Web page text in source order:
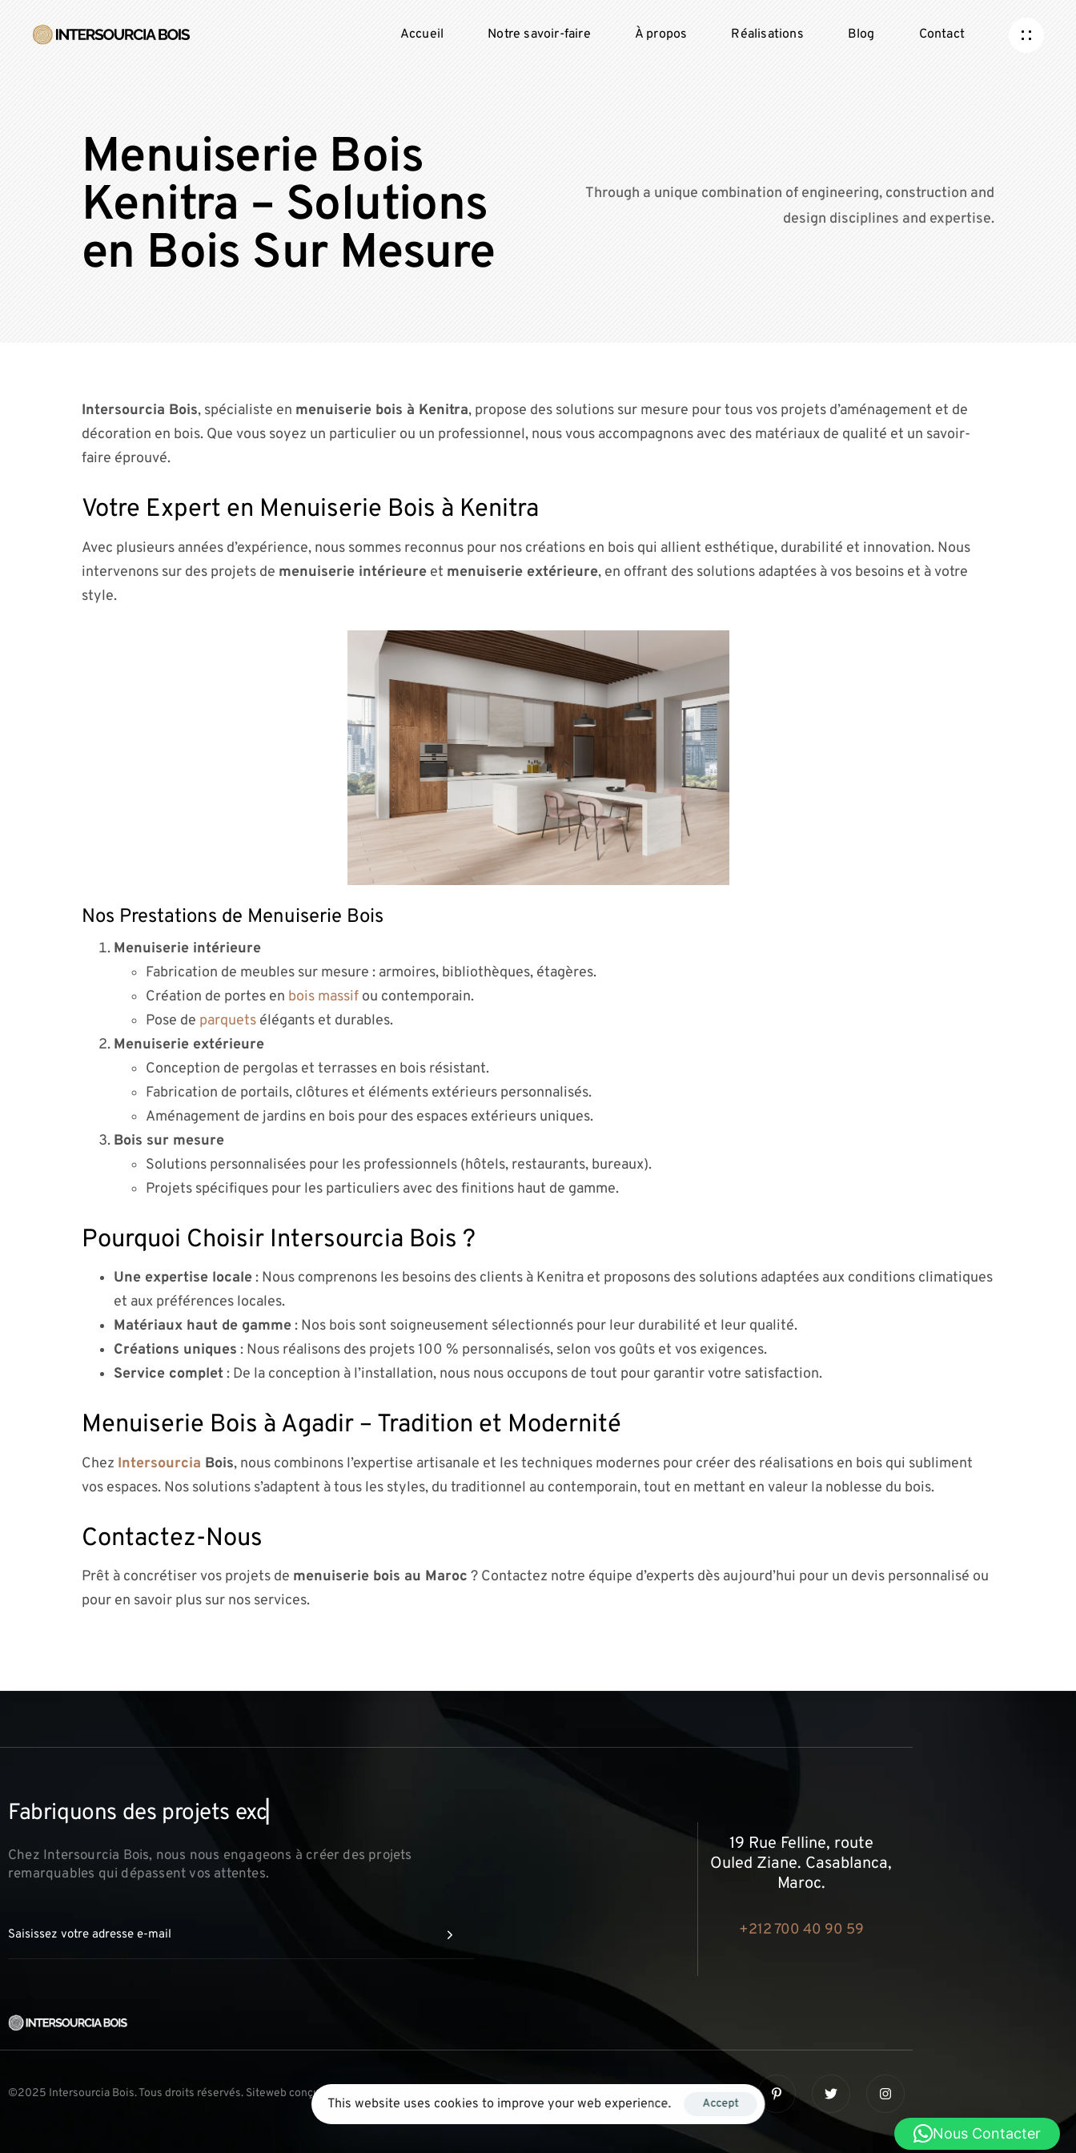
Accueil Notre savoir-faire À propos Réalisations Blog Contact
Menuiserie Bois
Kenitra – Solutions
en Bois Sur Mesure
Through a unique combination of engineering, construction and
design disciplines and expertise.
Intersourcia Bois, spécialiste en menuiserie bois à Kenitra, propose des solutions sur mesure pour tous vos projets d’aménagement et de
décoration en bois. Que vous soyez un particulier ou un professionnel, nous vous accompagnons avec des matériaux de qualité et un savoir-
faire éprouvé.
Votre Expert en Menuiserie Bois à Kenitra
Avec plusieurs années d’expérience, nous sommes reconnus pour nos créations en bois qui allient esthétique, durabilité et innovation. Nous
intervenons sur des projets de menuiserie intérieure et menuiserie extérieure, en offrant des solutions adaptées à vos besoins et à votre
style.
Nos Prestations de Menuiserie Bois
Menuiserie intérieure
Fabrication de meubles sur mesure : armoires, bibliothèques, étagères.
Création de portes en bois massif ou contemporain.
Pose de parquets élégants et durables.
Menuiserie extérieure
Conception de pergolas et terrasses en bois résistant.
Fabrication de portails, clôtures et éléments extérieurs personnalisés.
Aménagement de jardins en bois pour des espaces extérieurs uniques.
Bois sur mesure
Solutions personnalisées pour les professionnels (hôtels, restaurants, bureaux).
Projets spécifiques pour les particuliers avec des finitions haut de gamme.
Pourquoi Choisir Intersourcia Bois ?
Une expertise locale: Nous comprenons les besoins des clients à Kenitra et proposons des solutions adaptées aux conditions climatiques
et aux préférences locales.
Matériaux haut de gamme: Nos bois sont soigneusement sélectionnés pour leur durabilité et leur qualité.
Créations uniques : Nous réalisons des projets 100 % personnalisés, selon vos goûts et vos exigences.
Service complet: De la conception à l’installation, nous nous occupons de tout pour garantir votre satisfaction.
Menuiserie Bois à Agadir – Tradition et Modernité
Chez Intersourcia Bois, nous combinons l’expertise artisanale et les techniques modernes pour créer des réalisations en bois qui subliment
vos espaces. Nos solutions s’adaptent à tous les styles, du traditionnel au contemporain, tout en mettant en valeur la noblesse du bois.
Contactez-Nous
Prêt à concrétiser vos projets de menuiserie bois au Maroc ? Contactez notre équipe d’experts dès aujourd’hui pour un devis personnalisé ou
pour en savoir plus sur nos services.
Fabriquons des projets exc
Chez Intersourcia Bois, nous nous engageons à créer des projets
remarquables qui dépassent vos attentes.
19 Rue Felline, route
Ouled Ziane. Casablanca,
Maroc.
+212 700 40 90 59
©2025 Intersourcia Bois. Tous droits réservés. Siteweb conçu par
Nous Contacter
This website uses cookies to improve your web experience. Accept